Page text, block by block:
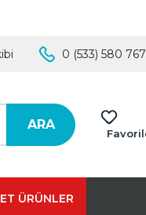
0 (533) 580
ARA
ÜRÜNLER